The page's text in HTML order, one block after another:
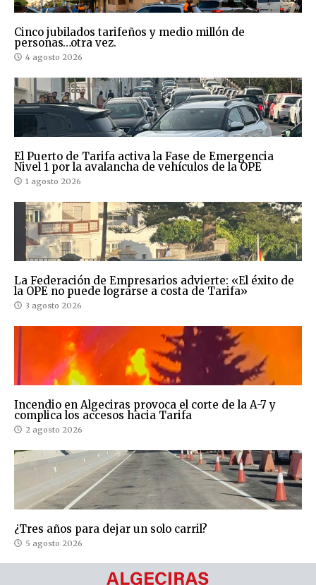
Cinco jubilados tarifeños y medio millón de
personas…otra vez.
4 agosto 2026
El Puerto de Tarifa activa la Fase de Emergencia
Nivel 1 por la avalancha de vehículos de la OPE
1 agosto 2026
La Federación de Empresarios advierte: «El éxito de
la OPE no puede lograrse a costa de Tarifa»
3 agosto 2026
Incendio en Algeciras provoca el corte de la A-7 y
complica los accesos hacia Tarifa
2 agosto 2026
¿Tres años para dejar un solo carril?
5 agosto 2026